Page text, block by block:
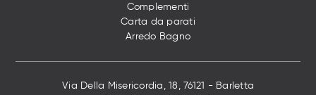
Complementi
Carta da parati
Arredo Bagno
Via Della Misericordia, 18, 76121 - Barletta